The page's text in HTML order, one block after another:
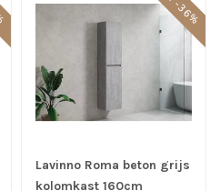
Lavinno Roma beton grijs
kolomkast 160cm